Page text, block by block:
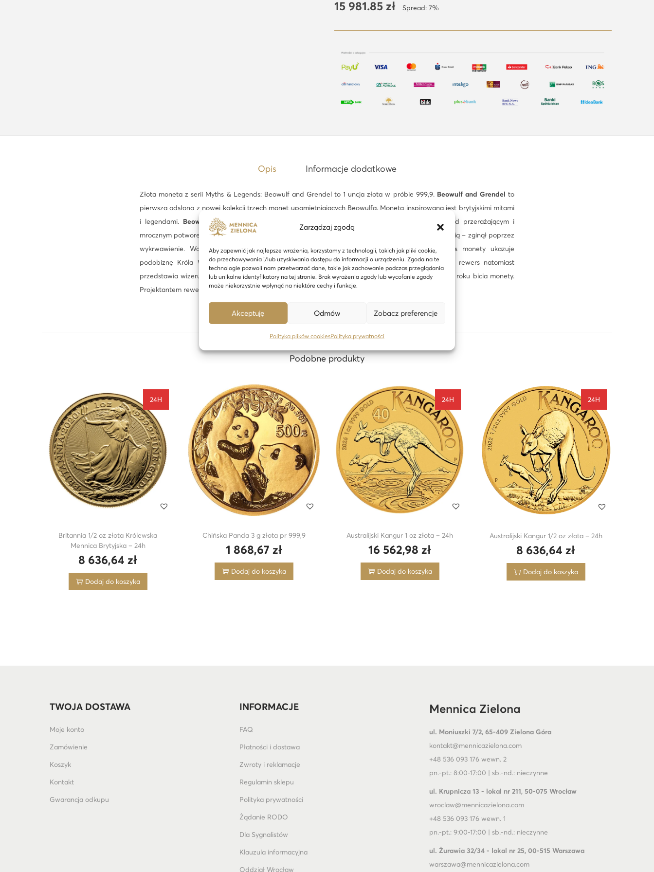
Zarządzaj zgodą
Aby zapewnić jak najlepsze wrażenia, korzystamy z technologii, takich jak pliki cookie,
do przechowywania i/lub uzyskiwania dostępu do informacji o urządzeniu. Zgoda na te
technologie pozwoli nam przetwarzać dane, takie jak zachowanie podczas przeglądania
lub unikalne identyfikatory na tej stronie. Brak wyrażenia zgody lub wycofanie zgody
może niekorzystnie wpłynąć na niektóre cechy i funkcje.
Akceptuję Odmów Zobacz preferencje
Polityka plików cookiesPolityka prywatności
o
a
e
t
i
L
e
n
d
B
a
n
d
G
r
e
n
d
l
1
o
15 981.85 zł Spread: 7%
Opis Informacje dodatkowe
Złota moneta z serii Myths & Legends: Beowulf and Grendel to 1 uncja złota w próbie 999,9. Beowulf and Grendelto
pierwsza odsłona z nowej kolekcji trzech monet upamiętniających Beowulfa. Moneta inspirowana jest brytyjskimi mitami
i legendami. Beowulf
to staroangielski wojownik, który chronił poddanych króla Hrothgara przed przerażającym i
mrocznym potworem
Grendelem.Potwora charakteryzowało to, iż nie można było go pokonać bronią – zginął poprzez
wykrwawienie. Walor został wyprodukowany przez królewską mennicę The Royal Mint. Awers monety ukazuje
podobiznę Króla Wielkiej Brytanii Karola III oraz nominał, według projektu Martin’a Jennings’a, rewers natomiast
przedstawia wizerunek Beowulf`a walczącego z Grendelem. Na rewersie znajduje się informacja o roku bicia monety.
Projektantem rewersu był David Lawrence.
Podobne produkty
Britannia 1/2 oz złota Królewska
Mennica Brytyjska – 24h
8 636,64zł
24H
Dodaj do koszyka
Chińska Panda 3 g złota pr 999,9
1 868,67 zł
Dodaj do koszyka
Australijski Kangur 1 oz złota – 24h
16 562,98zł
24H
Dodaj do koszyka
Australijski Kangur 1/2 oz złota – 24h
8 636,64zł
24H
Dodaj do koszyka
TWOJA DOSTAWA
Moje konto
Zamówienie
Koszyk
Kontakt
Gwarancja odkupu
INFORMACJE
FAQ
Płatności i dostawa
Zwroty i reklamacje
Regulamin sklepu
Polityka prywatności
Żądanie RODO
Dla Sygnalistów
Klauzula informacyjna
Oddział Wrocław
Mennica Zielona
ul. Moniuszki 7/2, 65-409 Zielona Góra
kontakt@mennicazielona.com
+48 536 093 176 wewn. 2
pn.-pt.: 8:00-17:00 | sb.-nd.: nieczynne
ul. Krupnicza 13 - lokal nr 211, 50-075 Wrocław
wroclaw@mennicazielona.com
+48 536 093 176 wewn. 1
pn.-pt.: 9:00-17:00 | sb.-nd.: nieczynne
ul. Żurawia 32/34 - lokal nr 25, 00-515 Warszawa
warszawa@mennicazielona.com